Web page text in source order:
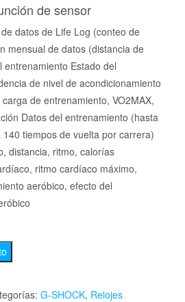
de sensor
datos de Life Log (conteo de
mensual de datos (distancia de
entrenamiento Estado del
de nivel de acondicionamiento
de entrenamiento, VO2MAX,
Datos del entrenamiento (hasta
tiempos de vuelta por carrera)
distancia, ritmo, calorías
ritmo cardíaco máximo,
aeróbico, efecto del
G-SHOCK, Relojes